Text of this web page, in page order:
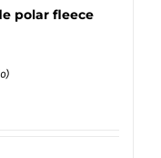
polar fleece